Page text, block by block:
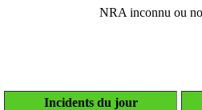
NRA inconnu ou
Incidents du jour